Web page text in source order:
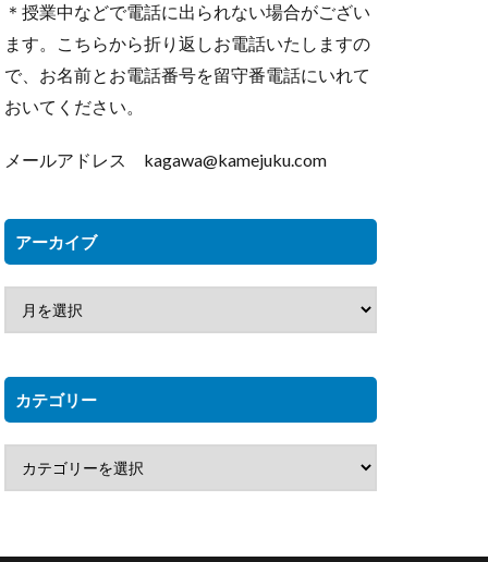
＊授業中などで電話に出られない場合がござい
ます。こちらから折り返しお電話いたしますの
で、お名前とお電話番号を留守番電話にいれて
おいてください。
メールアドレス kagawa@kamejuku.com
アーカイブ
カテゴリー